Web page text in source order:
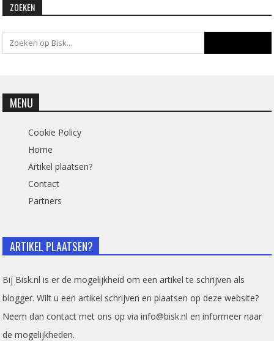
ZOEKEN
MENU
Cookie Policy
Home
Artikel plaatsen?
Contact
Partners
ARTIKEL PLAATSEN?
Bij Bisk.nl is er de mogelijkheid om een artikel te schrijven als
blogger. Wilt u een artikel schrijven en plaatsen op deze website?
Neem dan contact met ons op via info@bisk.nl en informeer naar
de mogelijkheden.